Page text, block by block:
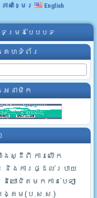
ភាសាខ្មែរ English
ម្រង់បែបបទ
េហទំព័រ
នាមិក
ស្ដីពី ការលើក
និងការផ្ដល់របាយ
ោជិតមកកាន់បេឡា
គម(ប.ស.ស.)